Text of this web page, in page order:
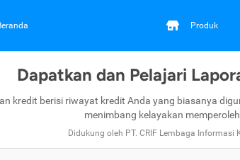
Produk
Dapatkan dan Pelajari
kredit berisi riwayat kredit Anda yang biasanya
menimbang kelayakan
Didukung oleh PT. CRIF Lembaga Informasi